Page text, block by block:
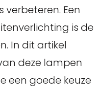
Een
is de
In dit artikel
deze lampen
een goede keuze